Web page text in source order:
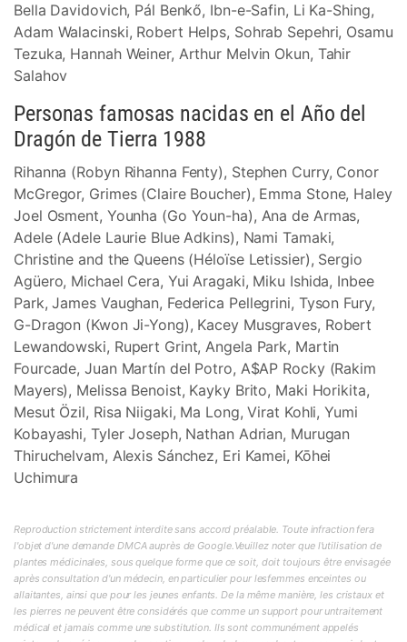
Bella Davidovich, Pál Benkő, Ibn-e-Safin, Li Ka-Shing,
Adam Walacinski, Robert Helps, Sohrab Sepehri, Osamu
Tezuka, Hannah Weiner, Arthur Melvin Okun, Tahir
Salahov
Personas famosas nacidas en el Año del
Dragón de Tierra 1988
Rihanna (Robyn Rihanna Fenty), Stephen Curry, Conor
McGregor, Grimes (Claire Boucher), Emma Stone, Haley
Joel Osment, Younha (Go Youn-ha), Ana de Armas,
Adele (Adele Laurie Blue Adkins), Nami Tamaki,
Christine and the Queens (Héloïse Letissier), Sergio
Agüero, Michael Cera, Yui Aragaki, Miku Ishida, Inbee
Park, James Vaughan, Federica Pellegrini, Tyson Fury,
G-Dragon (Kwon Ji-Yong), Kacey Musgraves, Robert
Lewandowski, Rupert Grint, Angela Park, Martin
Fourcade, Juan Martín del Potro, A$AP Rocky (Rakim
Mayers), Melissa Benoist, Kayky Brito, Maki Horikita,
Mesut Özil, Risa Niigaki, Ma Long, Virat Kohli, Yumi
Kobayashi, Tyler Joseph, Nathan Adrian, Murugan
Thiruchelvam, Alexis Sánchez, Eri Kamei, Kōhei
Uchimura
Reproduction strictement interdite sans accord préalable. Toute infraction fera
l'objet d'une demande DMCA auprès de Google.Veuillez noter que l'utilisation de
plantes médicinales, sous quelque forme que ce soit, doit toujours être envisagée
après consultation d'un médecin, en particulier pour lesfemmes enceintes ou
allaitantes, ainsi que pour les jeunes enfants. De la même manière, les cristaux et
les pierres ne peuvent être considérés que comme un support pour untraitement
médical et jamais comme une substitution. Ils sont communément appelés